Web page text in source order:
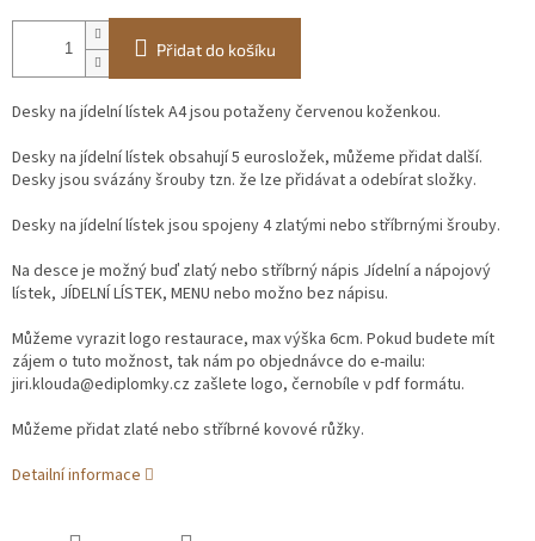
Přidat do košíku
Desky na jídelní lístek A4 jsou potaženy červenou koženkou.
Desky na jídelní lístek obsahují 5 eurosložek, můžeme přidat další.
Desky jsou svázány šrouby tzn. že lze přidávat a odebírat složky.
Desky na jídelní lístek jsou spojeny 4 zlatými nebo stříbrnými šrouby.
Na desce je možný buď zlatý nebo stříbrný nápis Jídelní a nápojový
lístek, JÍDELNÍ LÍSTEK, MENU nebo možno bez nápisu.
Můžeme vyrazit logo restaurace, max výška 6cm. Pokud budete mít
zájem o tuto možnost, tak nám po objednávce do e-mailu:
jiri.klouda@ediplomky.cz zašlete logo, černobíle v pdf formátu.
Můžeme přidat zlaté nebo stříbrné kovové růžky.
Detailní informace